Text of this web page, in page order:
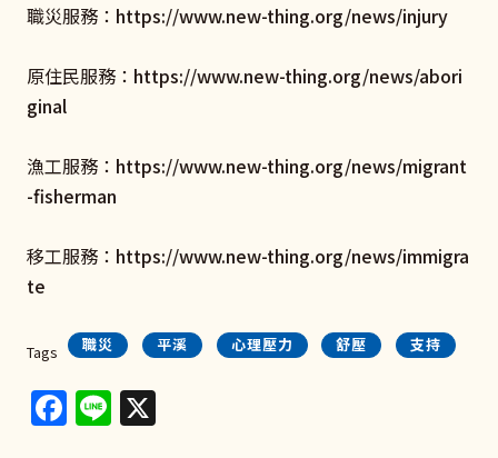
職災服務： https://www.new-thing.org/news/injury
原住民服務： https://www.new-thing.org/news/abori
ginal
漁工服務： https://www.new-thing.org/news/migrant
-fisherman
移工服務： https://www.new-thing.org/news/immigra
te
Tags 職災 平溪 心理壓力 舒壓 支持
Facebook
Line